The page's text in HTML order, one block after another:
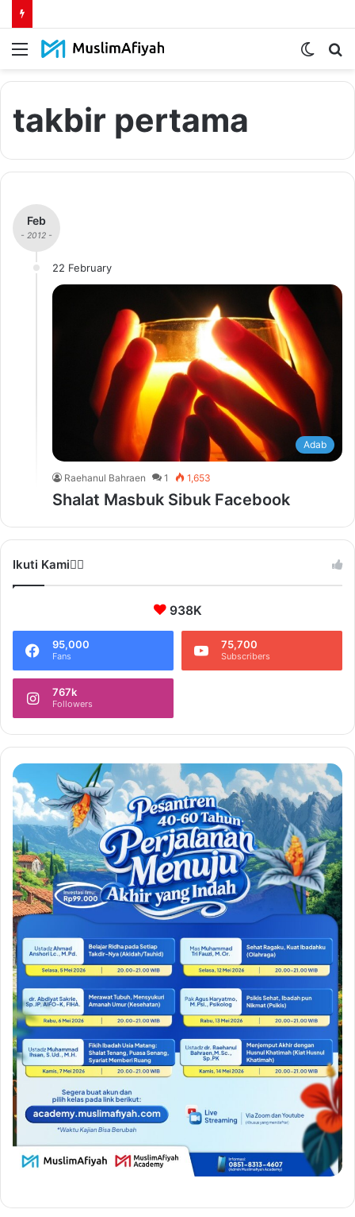
Menu
Switch
takbir pertama
Feb
- 2012 -
22 February
Adab
Raehanul Bahraen 1 1,653
Shalat Masbuk Sibuk Facebook
Ikuti Kami❤️‍🔥
938K
95,000
Fans
75,700
Subscribers
767k
Followers